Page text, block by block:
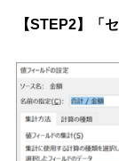
【STEP2】「